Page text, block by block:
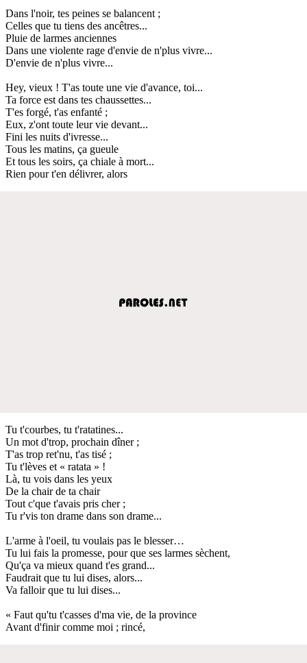
Dans l'noir, tes peines se balancent ;
Celles que tu tiens des ancêtres...
Pluie de larmes anciennes
Dans une violente rage d'envie de n'plus vivre...
D'envie de n'plus vivre...
Hey, vieux ! T'as toute une vie d'avance, toi...
Ta force est dans tes chaussettes...
T'es forgé, t'as enfanté ;
Eux, z'ont toute leur vie devant...
Fini les nuits d'ivresse...
Tous les matins, ça gueule
Et tous les soirs, ça chiale à mort...
Rien pour t'en délivrer, alors
Tu t'courbes, tu t'ratatines...
Un mot d'trop, prochain dîner ;
T'as trop ret'nu, t'as tisé ;
Tu t'lèves et « ratata » !
Là, tu vois dans les yeux
De la chair de ta chair
Tout c'que t'avais pris cher ;
Tu r'vis ton drame dans son drame...
L'arme à l'oeil, tu voulais pas le blesser…
Tu lui fais la promesse, pour que ses larmes sèchent,
Qu'ça va mieux quand t'es grand...
Faudrait que tu lui dises, alors...
Va falloir que tu lui dises...
« Faut qu'tu t'casses d'ma vie, de la province
Avant d'finir comme moi ; rincé,